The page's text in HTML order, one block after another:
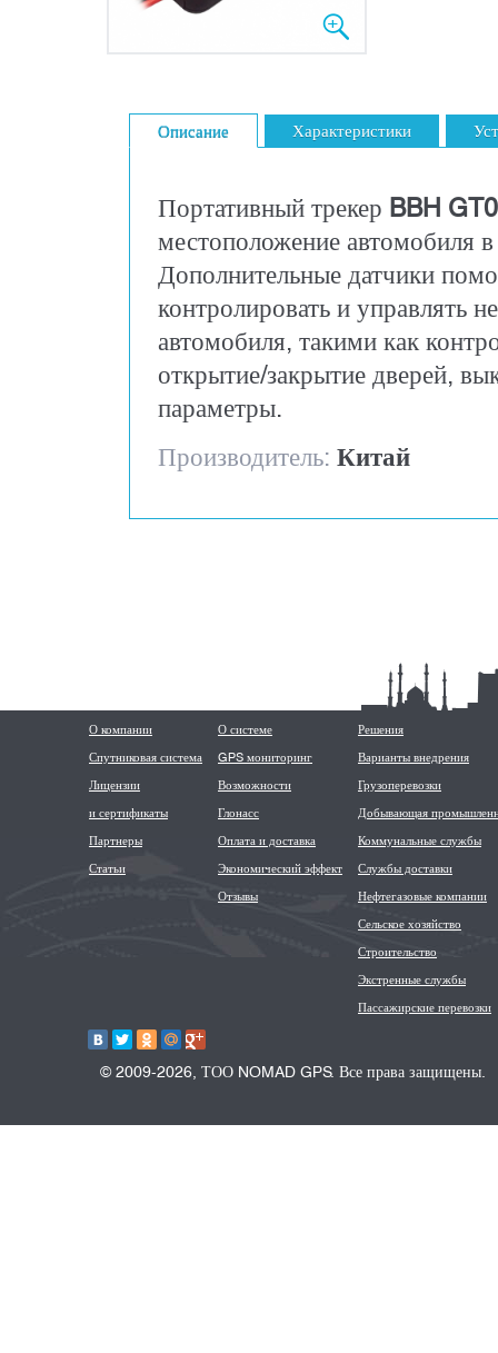
Описание Характеристики
Портативный трекер BBH
местоположение автомобиля
Дополнительные датчики
контролировать и управлять
автомобиля, такими как
открытие/закрытие дверей,
параметры.
Производитель: Китай
О компании
Спутниковая система
Лицензии
и сертификаты
Партнеры
Статьи
О системе
GPS мониторинг
Возможности
Глонасс
Оплата и доставка
Экономический эффект
Отзывы
Решения
Варианты внедрения
Грузоперевозки
Добывающая
Коммунальные службы
Службы доставки
Нефтегазовые компании
Сельское хозяйство
Строительство
Экстренные службы
Пассажирские перевозки
© 2009-2026, ТОО NOMAD GPS. Все права защищены.